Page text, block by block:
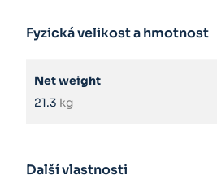
Fyzická velikost a hmotnost
Net weight
21.3 kg
Další vlastnosti